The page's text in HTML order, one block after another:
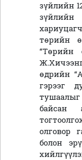
зүйлийн
зүйлийн
төрийн
“Төрийн
өдрийн
гэрээг
байсан
олговор
болон